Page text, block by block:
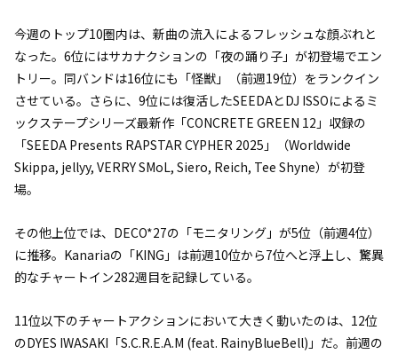
今週のトップ10圏内は、新曲の流入によるフレッシュな顔ぶれと
なった。6位にはサカナクションの「夜の踊り子」が初登場でエン
トリー。同バンドは16位にも「怪獣」（前週19位）をランクイン
させている。さらに、9位には復活したSEEDAとDJ ISSOによるミ
ックステープシリーズ最新作「CONCRETE GREEN 12」収録の
「SEEDA Presents RAPSTAR CYPHER 2025」（Worldwide
Skippa, jellyy, VERRY SMoL, Siero, Reich, Tee Shyne）が初登
場。
その他上位では、DECO*27の「モニタリング」が5位（前週4位）
に推移。Kanariaの「KING」は前週10位から7位へと浮上し、驚異
的なチャートイン282週目を記録している。
11位以下のチャートアクションにおいて大きく動いたのは、12位
のDYES IWASAKI「S.C.R.E.A.M (feat. RainyBlueBell)」だ。前週の